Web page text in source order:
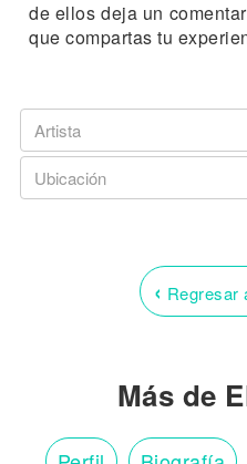
de ellos deja un
que compartas tu
‹ Regresar
Más de